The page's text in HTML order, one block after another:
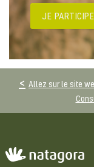
JE PARTICIPE
Allez sur le site